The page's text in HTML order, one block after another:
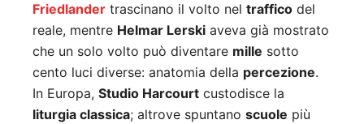
Friedlander trascinano il volto nel traffico del
reale, mentre Helmar Lerski aveva già mostrato
che un solo volto può diventare mille sotto
cento luci diverse: anatomia della percezione.
In Europa, Studio Harcourt custodisce la
liturgia classica; altrove spuntano scuole più